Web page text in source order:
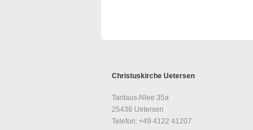
Christuskirche Uetersen
Tantaus Allee 35a
25436 Uetersen
Telefon: +49 4122 41207